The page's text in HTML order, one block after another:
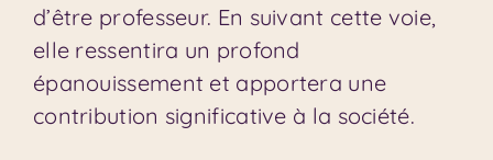
d’être professeur. En suivant cette voie,
elle ressentira un profond
épanouissement et apportera une
contribution significative à la société.